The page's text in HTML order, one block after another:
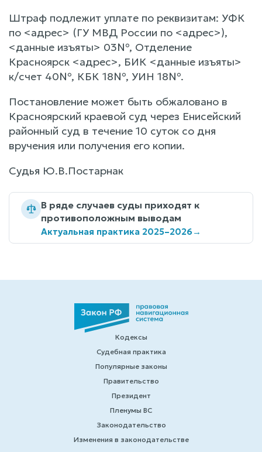
Штраф подлежит уплате по реквизитам: УФК
по <адрес> (ГУ МВД России по <адрес>),
<данные изъяты> 03№, Отделение
Красноярск <адрес>, БИК <данные изъяты>
к/счет 40№, КБК 18№, УИН 18№.
Постановление может быть обжаловано в
Красноярский краевой суд через Енисейский
районный суд в течение 10 суток со дня
вручения или получения его копии.
Судья Ю.В.Постарнак
В ряде случаев суды приходят к
противоположным выводам
Актуальная практика 2025–2026→
Кодексы
Судебная практика
Популярные законы
Правительство
Президент
Пленумы ВС
Законодательство
Изменения в законодательстве